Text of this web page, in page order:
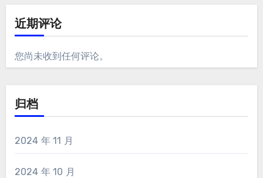
近期评论
您尚未收到任何评论。
归档
2024 年 11 月
2024 年 10 月